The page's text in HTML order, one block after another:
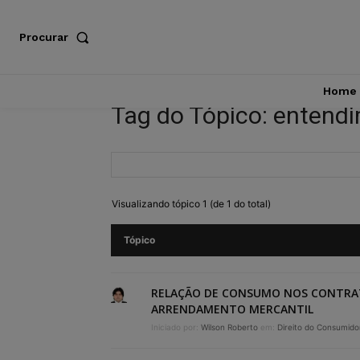
Procurar
Home
Tag do Tópico:
Visualizando tópico 1 (de 1 do total)
Tópico
RELAÇÃO DE CONSUMO NOS
ARRENDAMENTO MERCANTIL
Iniciado por: Wilson Roberto em: Direito do